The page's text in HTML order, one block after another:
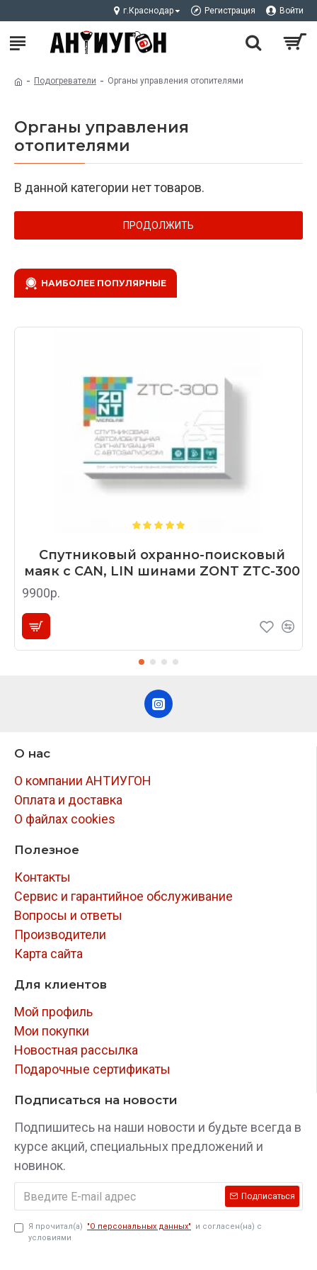
г.Краснодар Регистрация Войти
Подогреватели Органы управления отопителями
Органы управления
отопителями
В данной категории нет товаров.
ПРОДОЛЖИТЬ
НАИБОЛЕЕ ПОПУЛЯРНЫЕ
Спутниковый охранно-поисковый
маяк с CAN, LIN шинами ZONT ZTC-300
9900р.
О нас
О компании АНТИУГОН
Оплата и доставка
О файлах cookies
Полезное
Контакты
Сервис и гарантийное обслуживание
Вопросы и ответы
Производители
Карта сайта
Для клиентов
Мой профиль
Мои покупки
Новостная рассылка
Подарочные сертификаты
Подписаться на новости
Подпишитесь на наши новости и будьте всегда в
курсе акций, специальных предложений и
новинок.
Подписаться
Я прочитал(а) "О персональных данных"
и согласен(на) с
условиями